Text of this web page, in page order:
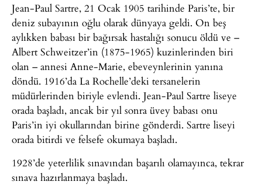
Jean-Paul Sartre, 21 Ocak 1905 tarihinde Paris’te, bir
deniz subayının oğlu olarak dünyaya geldi. On beş
aylıkken babası bir bağırsak hastalığı sonucu öldü ve –
Albert Schweitzer’in (1875-1965) kuzinlerinden biri
olan – annesi Anne-Marie, ebeveynlerinin yanına
döndü. 1916’da La Rochelle’deki tersanelerin
müdürlerinden biriyle evlendi. Jean-Paul Sartre liseye
orada başladı, ancak bir yıl sonra üvey babası onu
Paris’in iyi okullarından birine gönderdi. Sartre liseyi
orada bitirdi ve felsefe okumaya başladı.
1928’de yeterlilik sınavından başarılı olamayınca, tekrar
sınava hazırlanmaya başladı.